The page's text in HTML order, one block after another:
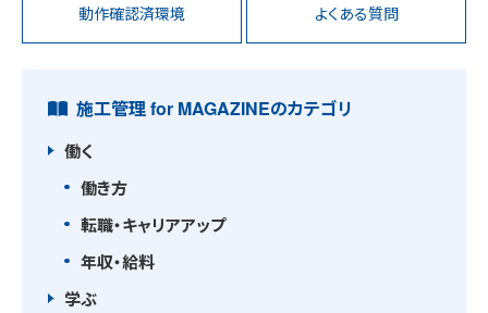
動作確認済環境 よくある質問
施工管理 for MAGAZINEのカテゴリ
働く
働き方
転職・キャリアアップ
年収・給料
学ぶ